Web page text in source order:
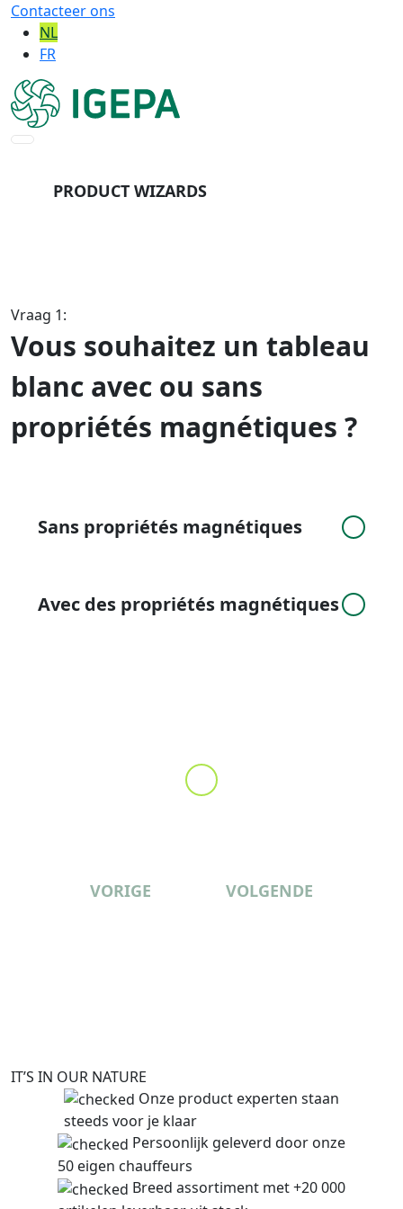
Contacteer ons
NL
FR
PRODUCT WIZARDS
VORIGE VOLGENDE
Vraag 1:
Vous souhaitez un tableau
blanc avec ou sans
propriétés magnétiques ?
Sans propriétés magnétiques
Avec des propriétés magnétiques
IT’S IN OUR NATURE
Onze product experten staan
steeds voor je klaar
Persoonlijk geleverd door onze
50 eigen chauffeurs
Breed assortiment met +20 000